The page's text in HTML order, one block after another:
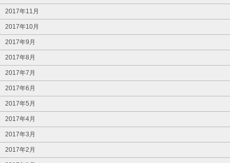
2017年11月
2017年10月
2017年9月
2017年8月
2017年7月
2017年6月
2017年5月
2017年4月
2017年3月
2017年2月